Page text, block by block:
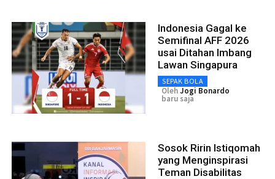
Indonesia Gagal ke
Semifinal AFF 2026
usai Ditahan Imbang
Lawan Singapura
SEPAK BOLA
OlehJogi Bonardo
baru saja
Sosok Ririn Istiqomah
yang Menginspirasi
Teman Disabilitas